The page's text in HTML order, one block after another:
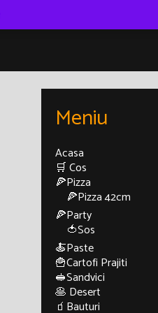
Meniu
Acasa
🛒 Cos
🍕Pizza
🍕Pizza 42cm
🍕Party
🍅Sos
🍝Paste
🍟Cartofi Prajiti
🥪Sandvici
🥞 Desert
🧃Bauturi